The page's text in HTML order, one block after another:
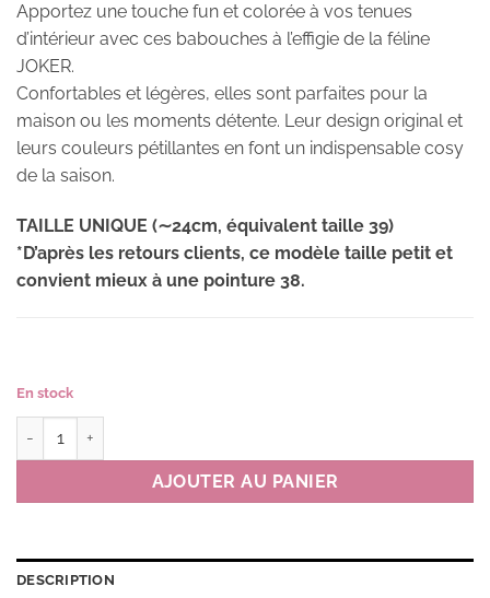
Apportez une touche fun et colorée à vos tenues
d’intérieur avec ces babouches à l’effigie de la féline
JOKER.
Confortables et légères, elles sont parfaites pour la
maison ou les moments détente. Leur design original et
leurs couleurs pétillantes en font un indispensable cosy
de la saison.
TAILLE UNIQUE (∼24cm, équivalent taille 39)
*D’après les retours clients, ce modèle taille petit et
convient mieux à une pointure 38.
En stock
AJOUTER AU PANIER
DESCRIPTION